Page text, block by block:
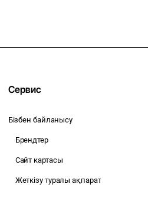
Сервис
Бізбен байланысу
Брендтер
Сайт картасы
Жеткізу туралы ақпарат